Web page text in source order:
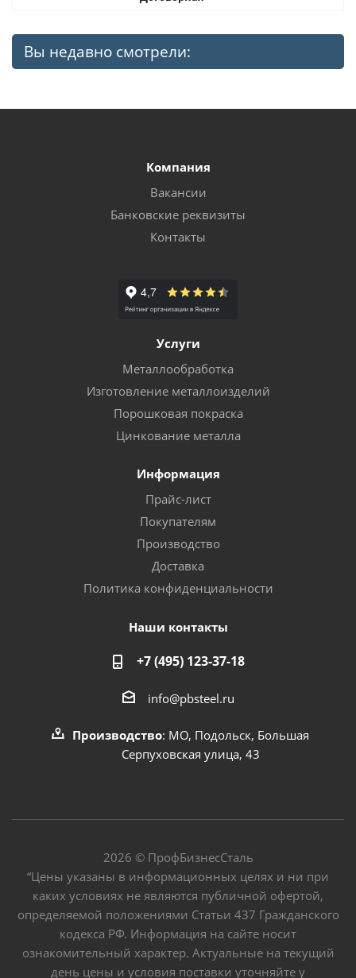
Вы недавно смотрели:
Компания
Вакансии
Банковские реквизиты
Контакты
Услуги
Металлообработка
Изготовление металлоизделий
Порошковая покраска
Цинкование металла
Информация
Прайс-лист
Покупателям
Производство
Доставка
Политика конфиденциальности
Наши контакты
+7 (495) 123-37-18
info@pbsteel.ru
Производство: МО, Подольск, Большая
Серпуховская улица, 43
2026 © ПрофБизнесСталь
“Цены указаны в информационных целях и ни при
каких условиях не являются публичной офертой,
определяемой положениями Статьи 437 Гражданского
кодекса РФ. Информация на сайте носит
ознакомительный характер. Актуальные на текущий
день цены и условия поставки уточняйте у